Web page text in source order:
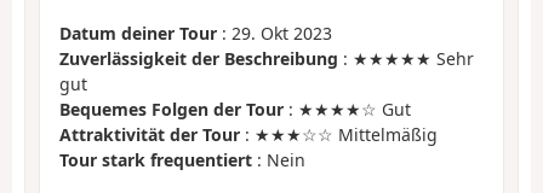
Datum deiner Tour : 29. Okt 2023
Zuverlässigkeit der Beschreibung : ★★★★★ Sehr
gut
Bequemes Folgen der Tour : ★★★★☆ Gut
Attraktivität der Tour : ★★★☆☆ Mittelmäßig
Tour stark frequentiert : Nein